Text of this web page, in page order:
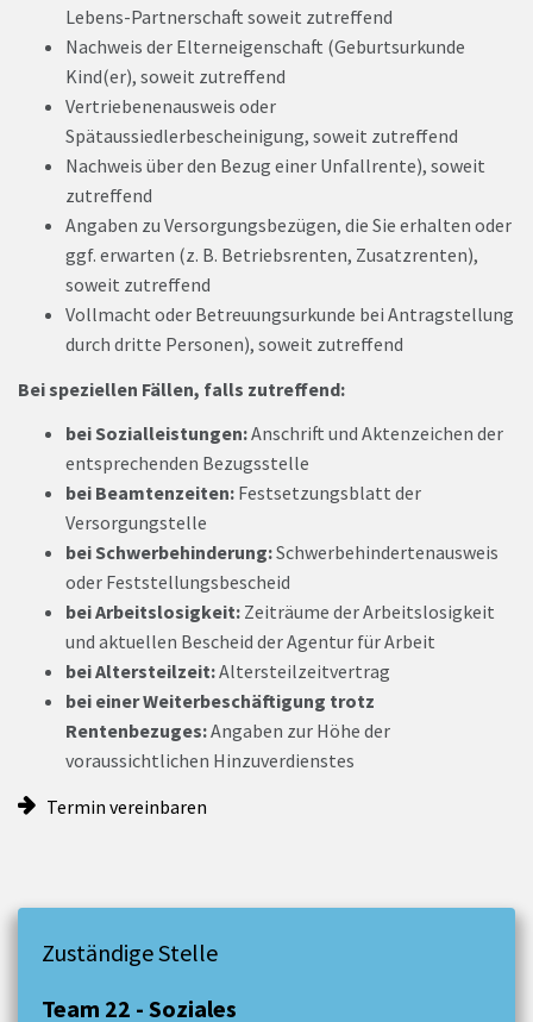
Lebens-Partnerschaft soweit zutreffend
Nachweis der Elterneigenschaft (Geburtsurkunde
Kind(er), soweit zutreffend
Vertriebenenausweis oder
Spätaussiedlerbescheinigung, soweit zutreffend
Nachweis über den Bezug einer Unfallrente), soweit
zutreffend
Angaben zu Versorgungsbezügen, die Sie erhalten oder
ggf. erwarten (z. B. Betriebsrenten, Zusatzrenten),
soweit zutreffend
Vollmacht oder Betreuungsurkunde bei Antragstellung
durch dritte Personen), soweit zutreffend
Bei speziellen Fällen, falls zutreffend:
bei Sozialleistungen:Anschrift und Aktenzeichen der
entsprechenden Bezugsstelle
bei Beamtenzeiten: Festsetzungsblatt der
Versorgungstelle
bei Schwerbehinderung:Schwerbehindertenausweis
oder Feststellungsbescheid
bei Arbeitslosigkeit: Zeiträume der Arbeitslosigkeit
und aktuellen Bescheid der Agentur für Arbeit
bei Altersteilzeit:Altersteilzeitvertrag
bei einer Weiterbeschäftigung trotz
Rentenbezuges:Angaben zur Höhe der
voraussichtlichen Hinzuverdienstes
Termin vereinbaren
Zuständige Stelle
Team 22 - Soziales